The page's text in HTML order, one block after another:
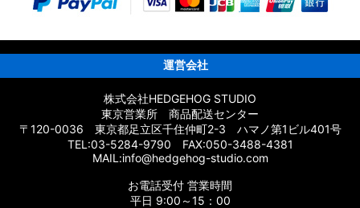
運営会社
株式会社HEDGEHOG STUDIO
東京営業所 商品配送センター
〒120-0036 東京都足立区千住仲町2-3 ハマノ第1ビル401号
TEL:03-5284-9790 FAX:050-3488-4381
MAIL:info@hedgehog-studio.com
お電話受付 営業時間
平日 9:00～15：00